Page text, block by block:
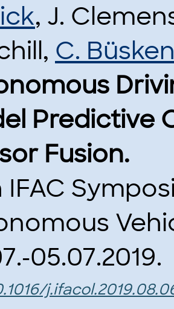
, J.
C.
Predictive
Fusion.
IFAC
05.07.2019.